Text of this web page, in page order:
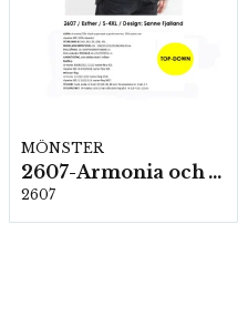
MÖNSTER
2607-Armonia och Alpaca 400
2607